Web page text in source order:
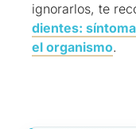
ignorarlos, te
dientes:
el organismo.